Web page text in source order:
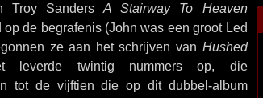
Troy SandersA Stairway To Heaven
op de begrafenis (John was een groot Led
ze aan het schrijven van Hushed
leverde twintig nummers op, die
tot de vijftien die op dit dubbel-album